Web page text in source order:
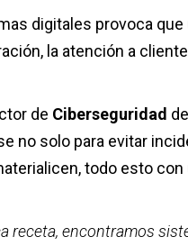
digitales provoca
la atención a
de Ciberseguridad de
no solo para evitar
todo esto
receta, encontramos